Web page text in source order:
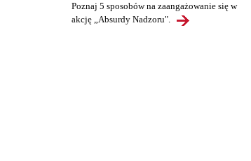
Poznaj 5 sposobów na zaangażowanie się w
akcję „Absurdy Nadzoru".